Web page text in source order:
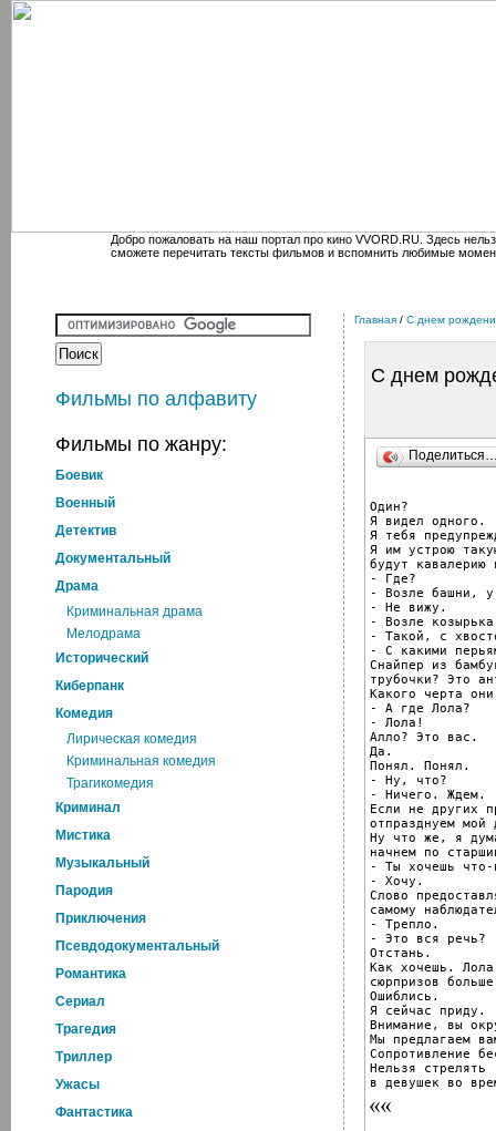
Добро пожаловать на наш портал про кино VVORD.RU. Здесь
сможете перечитать тексты фильмов и вспомнить любимые
Фильмы по алфавиту
Фильмы по жанру:
Боевик
Военный
Детектив
Документальный
Драма
Криминальная драма
Мелодрама
Исторический
Киберпанк
Комедия
Лирическая комедия
Криминальная комедия
Трагикомедия
Криминал
Мистика
Музыкальный
Пародия
Приключения
Псевдодокументальный
Романтика
Cериал
Трагедия
Триллер
Ужасы
Фантастика
Главная / С днем
С днем
Один?
Я видел одного.
Я тебя
Я им устрою
будут кавалерию
- Где?
- Возле башни, у
- Не вижу.
- Возле
- Такой, с
- С какими
Снайпер из
трубочки? Это
Какого черта
- А где Лола?
- Лола!
Алло? Это вас.
Да.
Понял. Понял.
- Ну, что?
- Ничего. Ждем.
Если не других
отпразднуем мой
Ну что же, я
начнем по
- Ты хочешь что-
- Хочу.
Слово
самому
- Трепло.
- Это вся речь?
Отстань.
Как хочешь.
сюрпризов
Ошиблись.
Я сейчас приду.
Внимание, вы
Мы предлагаем
Сопротивление
Нельзя стрелять
в девушек во